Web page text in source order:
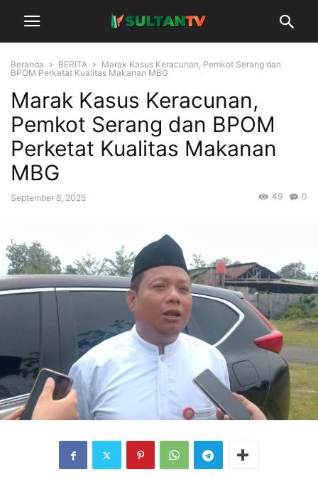
Beranda BERITA
Marak Kasus Keracunan, Pemkot Serang dan
BPOM Perketat Kualitas Makanan MBG
Marak Kasus Keracunan,
Pemkot Serang dan BPOM
Perketat Kualitas Makanan
MBG
September 8, 2025 0
49